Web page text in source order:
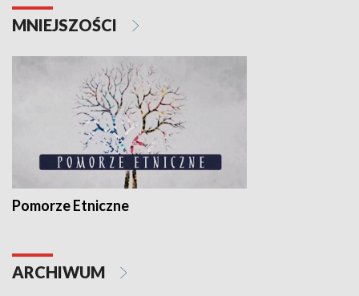
MNIEJSZOŚCI
Pomorze Etniczne
ARCHIWUM